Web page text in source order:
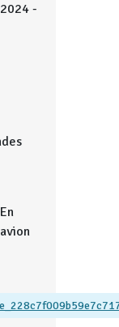
-
En
avion